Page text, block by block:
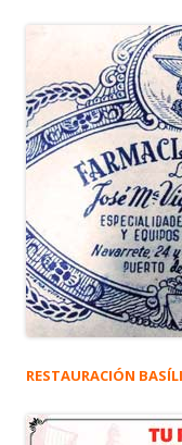
RESTAURACIÓN